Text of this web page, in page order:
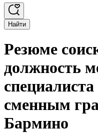
Найти
Резюме
должность
сменным
Бармино